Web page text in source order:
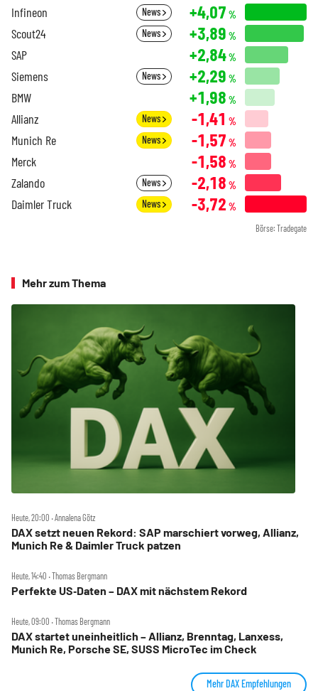
Infineon News +4,07 %
Scout24 News +3,89 %
SAP +2,84%
Siemens News +2,29 %
BMW +1,98 %
Allianz News -1,41 %
Munich Re News -1,57 %
Merck -1,58 %
Zalando News -2,18 %
Daimler Truck News -3,72 %
Börse: Tradegate
Mehr zum Thema
Heute, 20:00 ‧ Annalena Götz
DAX setzt neuen Rekord: SAP marschiert vorweg, Allianz,
Munich Re & Daimler Truck patzen
Heute, 14:40 ‧ Thomas Bergmann
Perfekte US‑Daten – DAX mit nächstem Rekord
Heute, 09:00 ‧ Thomas Bergmann
DAX startet uneinheitlich – Allianz, Brenntag, Lanxess,
Munich Re, Porsche SE, SUSS MicroTec im Check
Mehr DAX Empfehlungen